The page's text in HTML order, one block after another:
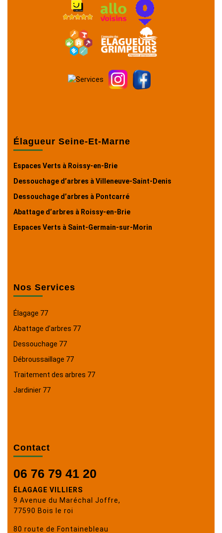
Élagueur Seine-Et-Marne
Espaces Verts à Roissy-en-Brie
Dessouchage d’arbres à Villeneuve-Saint-Denis
Dessouchage d’arbres à Pontcarré
Abattage d’arbres à Roissy-en-Brie
Espaces Verts à Saint-Germain-sur-Morin
Nos Services
Élagage 77
Abattage d’arbres 77
Dessouchage 77
Débroussaillage 77
Traitement des arbres 77
Jardinier 77
Contact
06 76 79 41 20
ÉLAGAGE VILLIERS
9 Avenue du Maréchal Joffre,
77590 Bois le roi
80 route de Fontainebleau